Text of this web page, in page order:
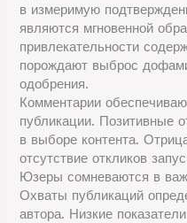
в измеримую
являются мгновенной
привлекательности
порождают выброс
одобрения.
Комментарии
публикации. Позитивные
в выборе контента.
отсутствие откликов
Юзеры сомневаются в
Охваты публикаций
автора. Низкие